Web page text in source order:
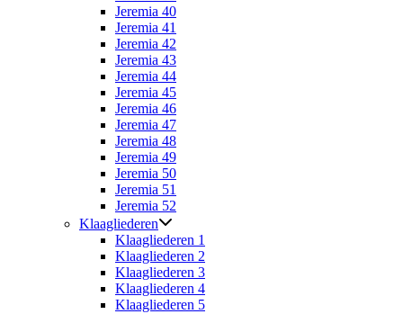
Jeremia 40
Jeremia 41
Jeremia 42
Jeremia 43
Jeremia 44
Jeremia 45
Jeremia 46
Jeremia 47
Jeremia 48
Jeremia 49
Jeremia 50
Jeremia 51
Jeremia 52
Klaagliederen
Klaagliederen 1
Klaagliederen 2
Klaagliederen 3
Klaagliederen 4
Klaagliederen 5